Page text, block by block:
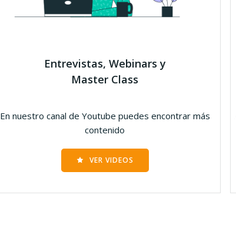
Entrevistas, Webinars y
Master Class
En nuestro canal de Youtube puedes encontrar más
contenido
VER VIDEOS